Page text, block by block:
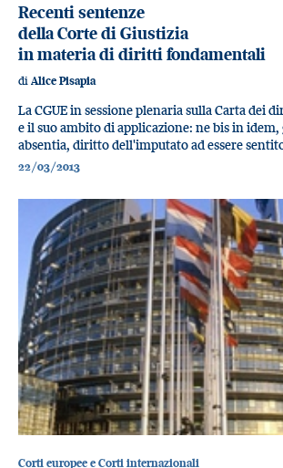
Recenti sentenze
della Corte di Giustizia
in materia di diritti fondamentali
di Alice Pisapia
La CGUE in sessione plenaria sulla Carta dei
e il suo ambito di applicazione: ne bis in
absentia, diritto dell'imputato ad essere
22/03/2013
Corti europee e Corti internazionali